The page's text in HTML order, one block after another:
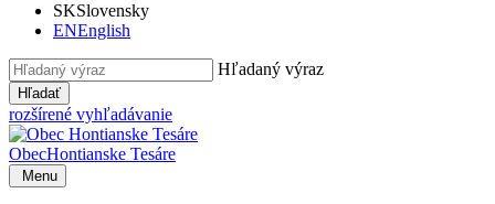
SKSlovensky
ENEnglish
Hľadaný výraz
Hľadať
rozšírené vyhľadávanie
ObecHontianske Tesáre
Menu